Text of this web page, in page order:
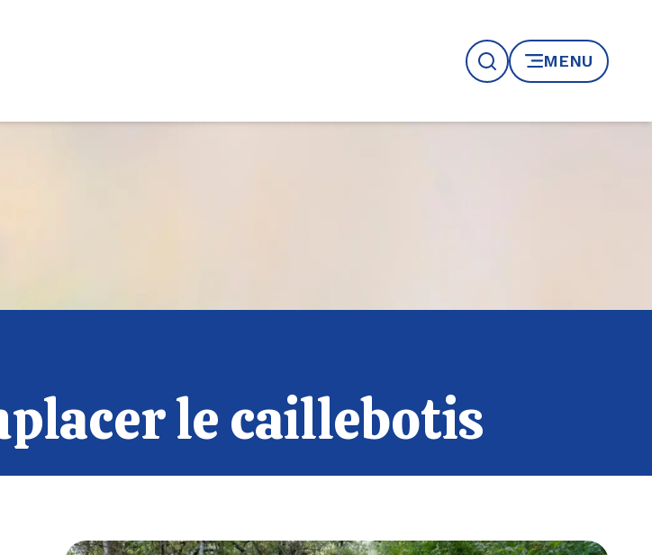
RechercheMENU
le caillebotis